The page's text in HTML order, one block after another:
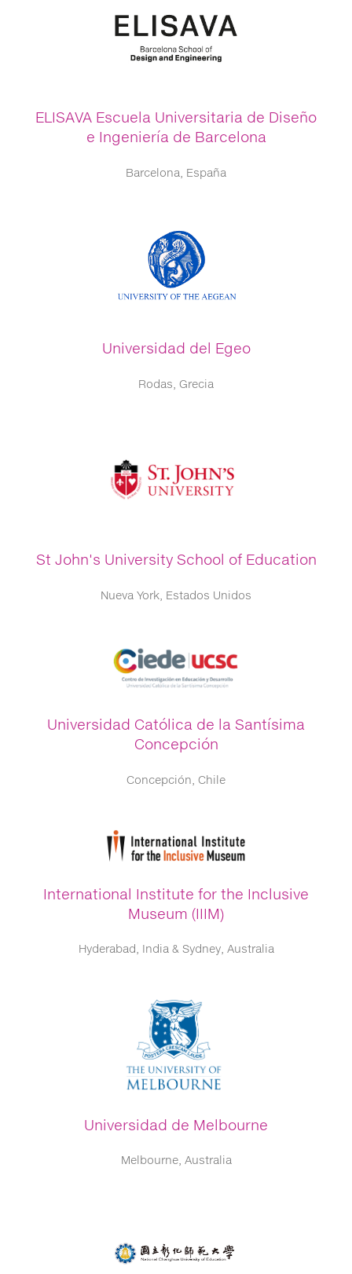
ELISAVA Escuela Universitaria de Diseño
e Ingeniería de Barcelona
Barcelona, España
Universidad del Egeo
Rodas, Grecia
St John's University School of Education
Nueva York, Estados Unidos
Universidad Católica de la Santísima
Concepción
Concepción, Chile
International Institute for the Inclusive
Museum (IIIM)
Hyderabad, India & Sydney, Australia
Universidad de Melbourne
Melbourne, Australia